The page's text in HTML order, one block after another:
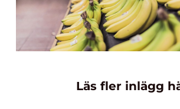
Läs fler inlägg